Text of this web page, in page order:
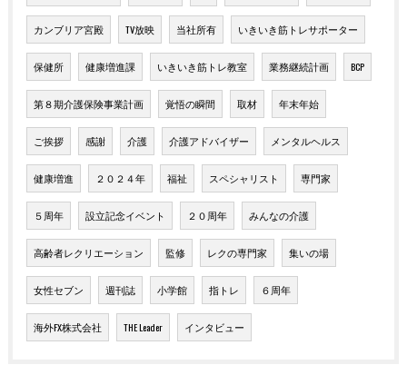
カンブリア宮殿 TV放映 当社所有 いきいき筋トレサポーター
保健所 健康増進課 いきいき筋トレ教室 業務継続計画 BCP
第８期介護保険事業計画 覚悟の瞬間 取材 年末年始
ご挨拶 感謝 介護 介護アドバイザー メンタルヘルス
健康増進 ２０２４年 福祉 スペシャリスト 専門家
５周年 設立記念イベント ２０周年 みんなの介護
高齢者レクリエーション 監修 レクの専門家 集いの場
女性セブン 週刊誌 小学館 指トレ ６周年
海外FX株式会社 THE Leader インタビュー